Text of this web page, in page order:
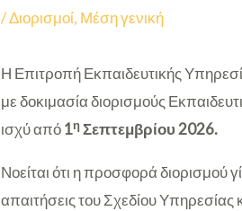
/Διορισμοί, Μέση γενική
Η Επιτροπή Εκπαιδευτικής
με δοκιμασία διορισμούς
ισχύ από1η Σεπτεμβρίου 2026.
Νοείται ότι η προσφορά διορισμού
απαιτήσεις του Σχεδίου Υπηρεσίας